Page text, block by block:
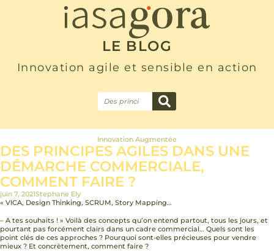
LE BLOG
Innovation agile et sensible en action
Innovation Augmentée
DES PRINCIPES AGILES DANS UNE
DÉMARCHE COMMERCIALE,
COMMENT FAIRE ?
juin 7, 2021Stephane Ely
« VICA, Design Thinking, SCRUM, Story Mapping…
– A tes souhaits ! » Voilà des concepts qu’on entend partout, tous les jours, et
pourtant pas forcément clairs dans un cadre commercial… Quels sont les
point clés de ces approches ? Pourquoi sont-elles précieuses pour vendre
mieux ? Et concrètement, comment faire ?